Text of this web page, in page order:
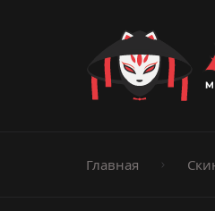
Пистолеты
Штурмовые винтовки
Главная